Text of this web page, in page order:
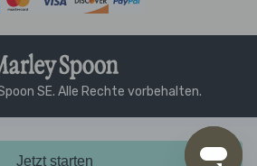
Jetzt starten
SE. Alle Rechte vorbehalten.